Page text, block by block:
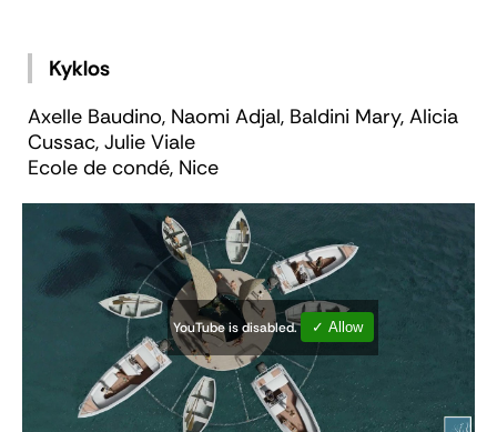
Kyklos
Axelle Baudino, Naomi Adjal, Baldini Mary, Alicia
Cussac, Julie Viale
Ecole de condé, Nice
YouTube is disabled. ✓ Allow